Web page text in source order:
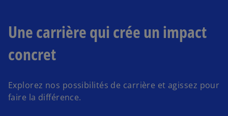
Une carrière qui crée un impact
concret
Explorez nos possibilités de carrière et agissez pour
faire la différence.